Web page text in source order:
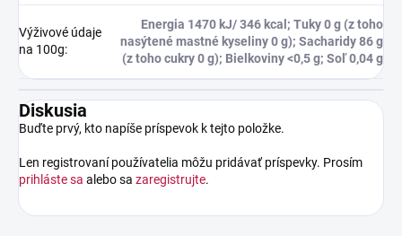
Výživové údaje
na 100g:
Energia 1470 kJ/ 346 kcal; Tuky 0 g (z toho
nasýtené mastné kyseliny 0 g); Sacharidy 86 g
(z toho cukry 0 g); Bielkoviny <0,5 g; Soľ 0,04 g
Diskusia
Buďte prvý, kto napíše príspevok k tejto položke.
Len registrovaní používatelia môžu pridávať príspevky. Prosím
prihláste sa alebo sa zaregistrujte.